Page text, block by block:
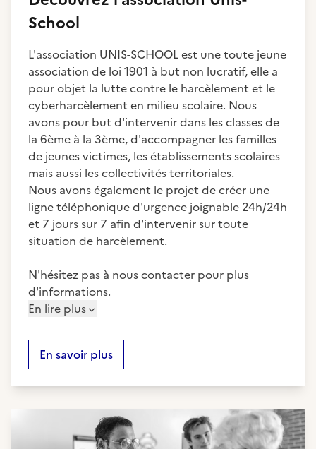
School
L'association UNIS-SCHOOL est une toute jeune
association de loi 1901 à but non lucratif, elle a
pour objet la lutte contre le harcèlement et le
cyberharcèlement en milieu scolaire. Nous
avons pour but d'intervenir dans les classes de
la 6ème à la 3ème, d'accompagner les familles
de jeunes victimes, les établissements scolaires
mais aussi les collectivités territoriales.
Nous avons également le projet de créer une
ligne téléphonique d'urgence joignable 24h/24h
et 7 jours sur 7 afin d'intervenir sur toute
situation de harcèlement.
N'hésitez pas à nous contacter pour plus
d'informations.
En lire plus
En savoir plus